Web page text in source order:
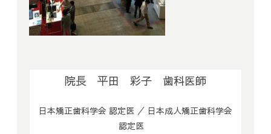
院長 平田 彩子 歯科医師
日本矯正歯科学会 認定医 ／ 日本成人矯正歯科学会
認定医